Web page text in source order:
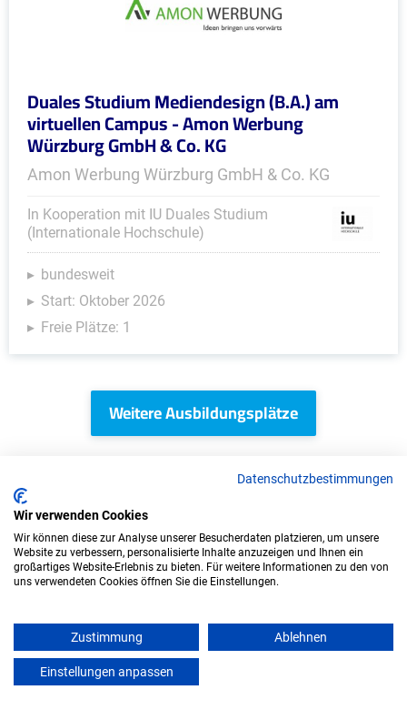
Duales Studium Mediendesign (B.A.) am
virtuellen Campus - Amon Werbung
Würzburg GmbH & Co. KG
Amon Werbung Würzburg GmbH & Co. KG
In Kooperation mit IU Duales Studium
(Internationale Hochschule)
bundesweit
Start: Oktober 2026
Freie Plätze: 1
Weitere Ausbildungsplätze
Lebensmittel - Ausbildungsplätze
Datenschutzbestimmungen
Wir verwenden Cookies
Wir können diese zur Analyse unserer Besucherdaten platzieren, um unsere
Website zu verbessern, personalisierte Inhalte anzuzeigen und Ihnen ein
großartiges Website-Erlebnis zu bieten. Für weitere Informationen zu den von
uns verwendeten Cookies öffnen Sie die Einstellungen.
Zustimmung Ablehnen
Einstellungen anpassen